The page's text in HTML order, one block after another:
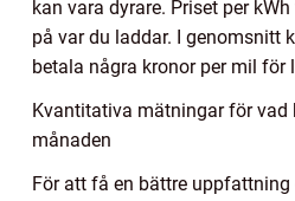
kan vara dyrare. Priset per
på var du laddar. I genomsnitt
betala några kronor per mil för
Kvantitativa mätningar för vad
månaden
För att få en bättre